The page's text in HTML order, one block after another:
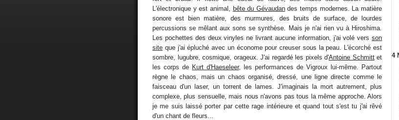
L'électronique y est animal,
bête du Gévaudandes temps modernes. La matière
sonore est bien matière, des murmures, des bruits de surface, de lourdes
percussions se mêlant aux sons se synthèse. Mais je n'ai rien vu à Hiroshima.
Les pochettes des deux vinyles ne livrant aucune information, j'ai volé vers son
site que j'ai épluché avec un économe pour creuser sous la peau. L'écorché est
sombre, lugubre, cosmique, orageux. J'ai regardé les pixels d'Antoine Schmittet
les corps de Kurt d'Haeseleer, les performances de Vigroux lui-même. Partout
règne le chaos, mais un chaos organisé, dressé, une ligne directe comme le
faisceau d'un laser, un torrent de lames. J'imaginais la mort autrement, plus
complexe, plus sensuelle, mais nous n'avons pas tous la même approche. Alors
je me suis laissé porter par cette rage intérieure et quand tout s'est tu j'ai rêvé
d'un chant de fleurs...
4